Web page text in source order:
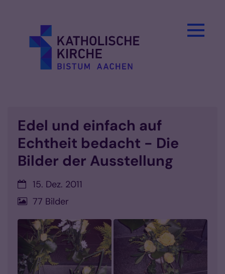
Edel und einfach auf
Echtheit bedacht - Die
Bilder der Ausstellung
Datum:15. Dez. 2011
77 Bilder